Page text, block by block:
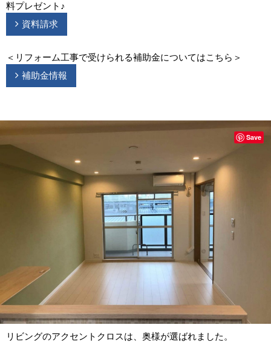
料プレゼント♪
資料請求
＜リフォーム工事で受けられる補助金についてはこちら＞
補助金情報
リビングのアクセントクロスは、奥様が選ばれました。
Save